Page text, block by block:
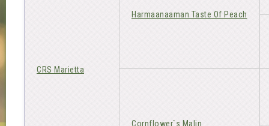
CRS Marietta
Harmaanaaman Taste Of Peach
Cornflower`s Malin